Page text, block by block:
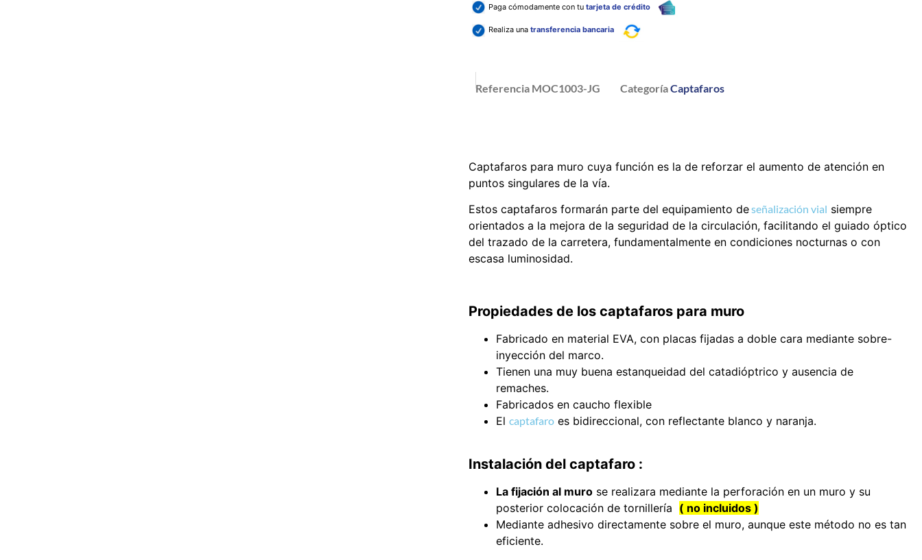
Paga cómodamente con tu tarjeta de crédito
Realiza una transferencia bancaria
Referencia MOC1003-JG CategoríaCaptafaros
Captafaros para muro cuya función es la de reforzar el aumento de atención en
puntos singulares de la vía.
Estos captafaros formarán parte del equipamiento deseñalización vial siempre
orientados a la mejora de la seguridad de la circulación, facilitando el guiado óptico
del trazado de la carretera, fundamentalmente en condiciones nocturnas o con
escasa luminosidad.
Propiedades de los captafaros para muro
Fabricado en material EVA, con placas fijadas a doble cara mediante sobre-
inyección del marco.
Tienen una muy buena estanqueidad del catadióptrico y ausencia de
remaches.
Fabricados en caucho flexible
El captafaroes bidireccional, con reflectante blanco y naranja.
Instalación del captafaro :
La fijación al murose realizara mediante la perforación en un muro y su
posterior colocación de tornillería ( no incluidos )
Mediante adhesivo directamente sobre el muro, aunque este método no es tan
eficiente.